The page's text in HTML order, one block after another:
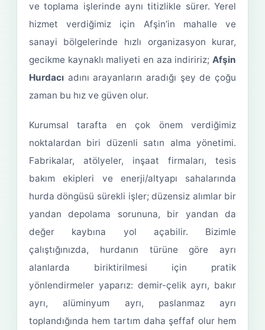
ve toplama işlerinde aynı titizlikle sürer. Yerel
hizmet verdiğimiz için Afşin’in mahalle ve
sanayi bölgelerinde hızlı organizasyon kurar,
gecikme kaynaklı maliyeti en aza indiririz;Afşin
Hurdacıadını arayanların aradığı şey de çoğu
zaman bu hız ve güven olur.
Kurumsal tarafta en çok önem verdiğimiz
noktalardan biri düzenli satın alma yönetimi.
Fabrikalar, atölyeler, inşaat firmaları, tesis
bakım ekipleri ve enerji/altyapı sahalarında
hurda döngüsü sürekli işler; düzensiz alımlar bir
yandan depolama sorununa, bir yandan da
değer kaybına yol açabilir. Bizimle
çalıştığınızda, hurdanın türüne göre ayrı
alanlarda biriktirilmesi için pratik
yönlendirmeler yaparız: demir-çelik ayrı, bakır
ayrı, alüminyum ayrı, paslanmaz ayrı
toplandığında hem tartım daha şeffaf olur hem